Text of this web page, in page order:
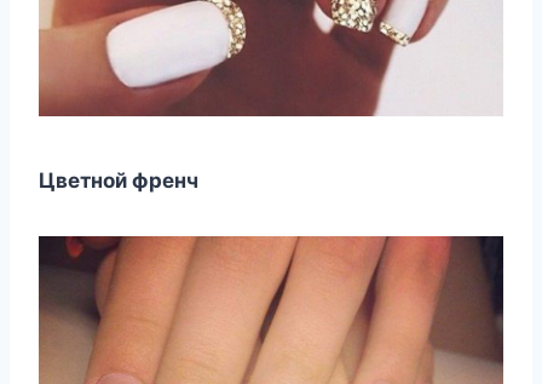
Цветной френч